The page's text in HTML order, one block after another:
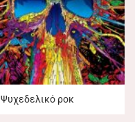
Ψυχεδελικό ροκ